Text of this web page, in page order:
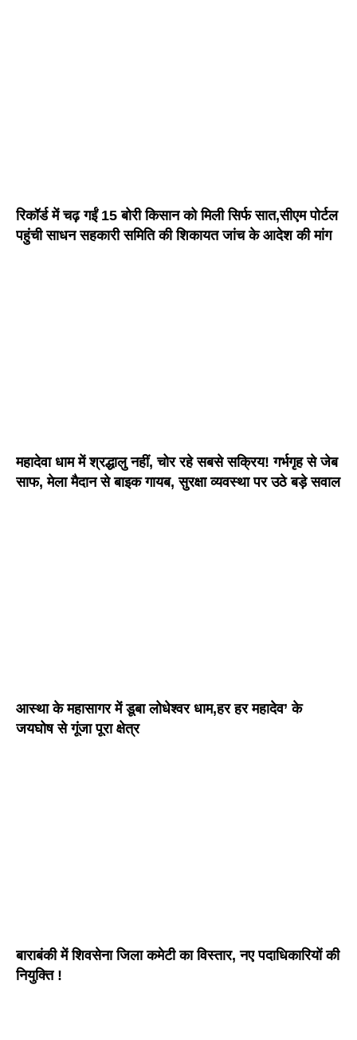
रिकॉर्ड में चढ़ गईं 15 बोरी किसान को मिली सिर्फ सात,सीएम पोर्टल
पहुंची साधन सहकारी समिति की शिकायत जांच के आदेश की मांग
महादेवा धाम में श्रद्धालु नहीं, चोर रहे सबसे सक्रिय! गर्भगृह से जेब
साफ, मेला मैदान से बाइक गायब, सुरक्षा व्यवस्था पर उठे बड़े सवाल
आस्था के महासागर में डूबा लोधेश्वर धाम,हर हर महादेव’ के
जयघोष से गूंजा पूरा क्षेत्र
बाराबंकी में शिवसेना जिला कमेटी का विस्तार, नए पदाधिकारियों की
नियुक्ति !